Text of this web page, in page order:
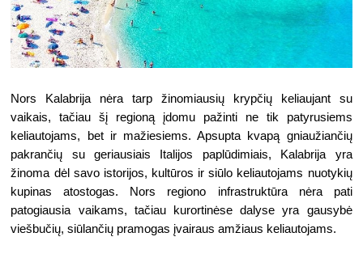
Nors Kalabrija nėra tarp žinomiausių krypčių keliaujant su
vaikais, tačiau šį regioną įdomu pažinti ne tik patyrusiems
keliautojams, bet ir mažiesiems. Apsupta kvapą gniaužiančių
pakrančių su geriausiais Italijos paplūdimiais, Kalabrija yra
žinoma dėl savo istorijos, kultūros ir siūlo keliautojams nuotykių
kupinas atostogas. Nors regiono infrastruktūra nėra pati
patogiausia vaikams, tačiau kurortinėse dalyse yra gausybė
viešbučių, siūlančių pramogas įvairaus amžiaus keliautojams.